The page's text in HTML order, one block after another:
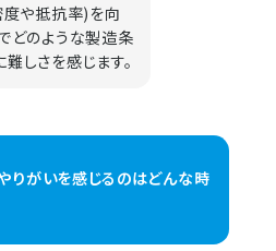
度や抵抗率)を向
どのような製造条
しさを感じます。
りがいを感じるのはどんな時